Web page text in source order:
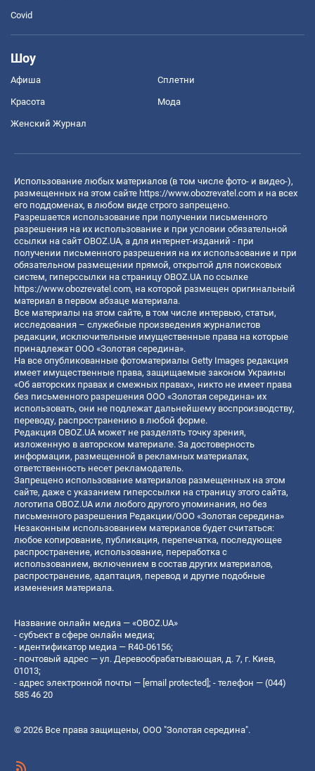
Covid
Шоу
Афиша Сплетни
Красота Мода
Женский Журнал
Использование любых материалов (в том числе фото- и видео-),
размещенных на этом сайте https://www.obozrevatel.com и на всех
его поддоменах, в любом виде строго запрещено.
Разрешается использование при получении письменного
разрешения на их использование и при условии обязательной
ссылки на сайт OBOZ.UA, а для интернет-изданий - при
получении письменного разрешения на их использование и при
обязательном размещении прямой, открытой для поисковых
систем, гиперссылки на страницу OBOZ.UA по ссылке
https://www.obozrevatel.com, на которой размещен оригинальный
материал в первом абзаце материала.
Все материалы на этом сайте, в том числе интервью, статьи,
исследования – служебные произведения журналистов
редакции, исключительные имущественные права на которые
принадлежат ООО «Золотая середина».
На все опубликованные фотоматериалы Getty Images редакция
имеет имущественные права, защищаемые законом Украины
«Об авторских правах и смежных правах», никто не имеет права
без письменного разрешения ООО «Золотая середина» их
использовать, они не подлежат дальнейшему воспроизводству,
переводу, распространению в любой форме.
Редакция OBOZ.UA может не разделять точку зрения,
изложенную в авторском материале. За достоверность
информации, размещенной в рекламных материалах,
ответственность несет рекламодатель.
Запрещено использование материалов размещенных на этом
сайте, даже с указанием гиперссылки на страницу этого сайта,
логотипа OBOZ.UA или любого другого упоминания, но без
письменного разрешения Редакции/ООО «Золотая середина»
Незаконным использованием материалов будет считаться:
любое копирование, публикация, перепечатка, последующее
распространение, использование, переработка с
использованием, включением в состав других материалов,
распространение, адаптация, перевод и другие подобные
изменения материала.
Название онлайн медиа — «OBOZ.UA»
- субъект в сфере онлайн медиа;
- идентификатор медиа — R40-06156;
- почтовый адрес — ул. Деревообрабатывающая, д. 7, г. Киев,
01013;
- адрес электронной почты — [email protected]; - телефон — (044)
585 46 20
© 2026 Все права защищены, ООО "Золотая середина".